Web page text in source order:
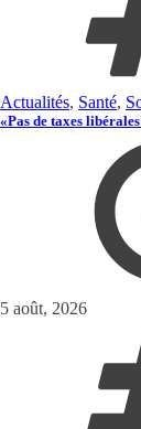
Actualités, Santé,
«Pas de taxes
5 août, 2026